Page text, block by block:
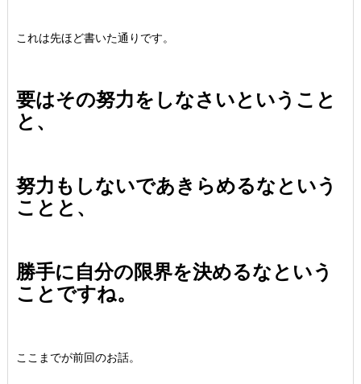
これは先ほど書いた通りです。
要はその努力をしなさいということ
と、
努力もしないであきらめるなという
ことと、
勝手に自分の限界を決めるなという
ことですね。
ここまでが前回のお話。